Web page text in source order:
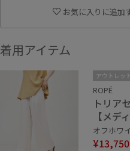
お気に入りに追加
着用アイテム
アウトレット
ROPÉ
トリア
【メデ
オフホワ
¥13,750